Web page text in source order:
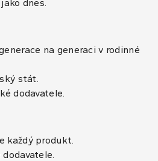
dnes.
na generaci v rodinné
stát.
dodavatele.
každý produkt.